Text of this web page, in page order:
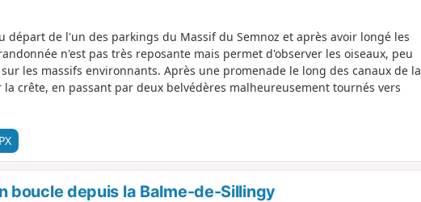
départ de l'un des parkings du Massif du Semnoz et après avoir longé les
n'est pas très reposante mais permet d'observer les oiseaux, peu
les massifs environnants. Après une promenade le long des canaux de la
crête, en passant par deux belvédères malheureusement tournés vers
boucle depuis la Balme-de-Sillingy